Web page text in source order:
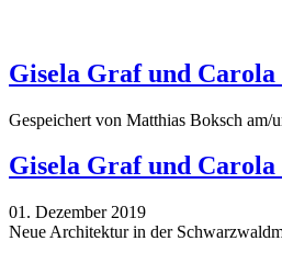
Gisela Graf und
Gespeichert von Matthias Boksch am/
Gisela Graf und
01. Dezember 2019
Neue Architektur in der